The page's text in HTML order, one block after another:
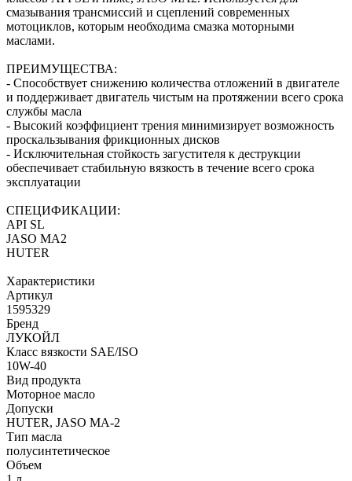
смазывания трансмиссий и сцеплений современных
мотоциклов, которым необходима смазка моторными
маслами.
ПРЕИМУЩЕСТВА:
- Способствует снижению количества отложений в двигателе
и поддерживает двигатель чистым на протяжении всего срока
службы масла
- Высокий коэффициент трения минимизирует возможность
проскальзывания фрикционных дисков
- Исключительная стойкость загустителя к деструкции
обеспечивает стабильную вязкость в течение всего срока
эксплуатации
СПЕЦИФИКАЦИИ:
API SL
JASO MA2
HUTER
Характеристики
Артикул
1595329
Бренд
ЛУКОЙЛ
Класс вязкости SAE/ISO
10W-40
Вид продукта
Моторное масло
Допуски
HUTER, JASO MA-2
Тип масла
полусинтетическое
Объем